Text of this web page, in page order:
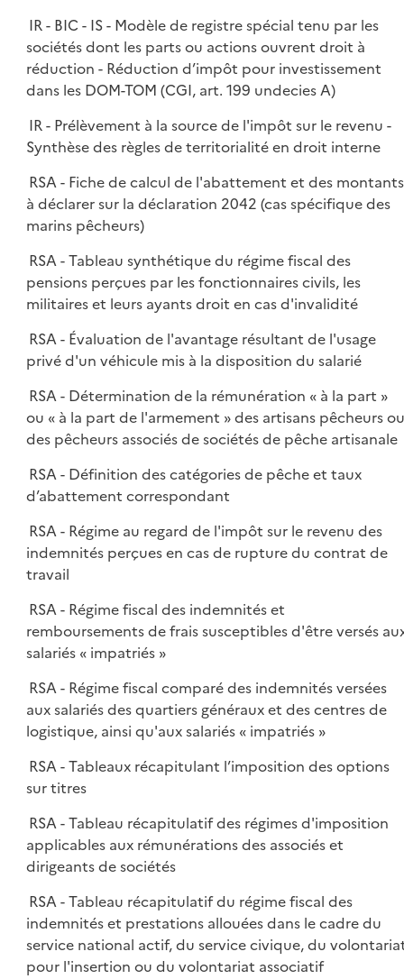
IR - BIC - IS - Modèle de registre spécial tenu par les
sociétés dont les parts ou actions ouvrent droit à
réduction - Réduction d’impôt pour investissement
dans les DOM-TOM (CGI, art. 199 undecies A)
IR - Prélèvement à la source de l'impôt sur le revenu -
Synthèse des règles de territorialité en droit interne
RSA - Fiche de calcul de l'abattement et des montants
à déclarer sur la déclaration 2042 (cas spécifique des
marins pêcheurs)
RSA - Tableau synthétique du régime fiscal des
pensions perçues par les fonctionnaires civils, les
militaires et leurs ayants droit en cas d'invalidité
RSA - Évaluation de l'avantage résultant de l'usage
privé d'un véhicule mis à la disposition du salarié
RSA - Détermination de la rémunération « à la part »
ou « à la part de l'armement » des artisans pêcheurs ou
des pêcheurs associés de sociétés de pêche artisanale
RSA - Définition des catégories de pêche et taux
d’abattement correspondant
RSA - Régime au regard de l'impôt sur le revenu des
indemnités perçues en cas de rupture du contrat de
travail
RSA - Régime fiscal des indemnités et
remboursements de frais susceptibles d'être versés
salariés « impatriés »
RSA - Régime fiscal comparé des indemnités versées
aux salariés des quartiers généraux et des centres de
logistique, ainsi qu'aux salariés « impatriés »
RSA - Tableaux récapitulant l’imposition des options
sur titres
RSA - Tableau récapitulatif des régimes d'imposition
applicables aux rémunérations des associés et
dirigeants de sociétés
RSA - Tableau récapitulatif du régime fiscal des
indemnités et prestations allouées dans le cadre du
service national actif, du service civique, du
pour l'insertion ou du volontariat associatif